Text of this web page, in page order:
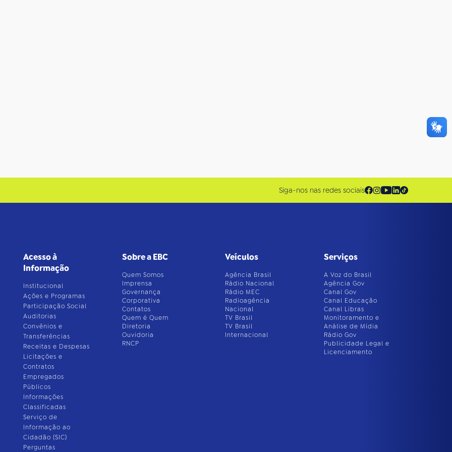
Siga-nos nas redes sociais
Acesso à
Informação
Institucional
Ações e Programas
Participação Social
Auditorias
Convênios e
Transferências
Receitas e Despesas
Licitações e
Contratos
Empregados
Públicos
Informações
Classificadas
Serviço de
Informação ao
Cidadão (SIC)
Perguntas
Sobre a EBC
Quem Somos
Imprensa
Governança
Corporativa
Contatos
Quem é Quem
Diretoria
Ouvidoria
RNCP
Veículos
Agência Brasil
Rádio Nacional
Rádio MEC
Radioagência
Nacional
TV Brasil
TV Brasil
Internacional
Serviços
A Voz do Brasil
Agência Gov
Canal Gov
Canal Educação
Canal Libras
Monitoramento e
Análise de Mídia
Rádio Gov
Publicidade Legal e
Licenciamento